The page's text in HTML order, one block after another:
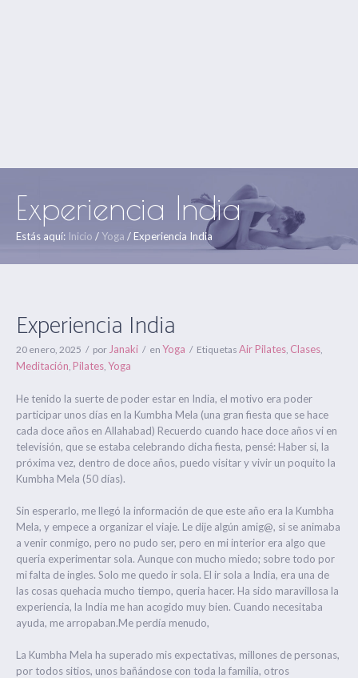
Experiencia India
Estás aquí: Inicio / Yoga /Experiencia India
Experiencia India
20 enero, 2025 por Janaki en Yoga Etiquetas Air Pilates, Clases,
Meditación, Pilates, Yoga
He tenido la suerte de poder estar en India, el motivo era poder
participar unos días en la Kumbha Mela (una gran fiesta que se hace
cada doce años en Allahabad) Recuerdo cuando hace doce años vi en
televisión, que se estaba celebrando dicha fiesta, pensé: Haber si, la
próxima vez, dentro de doce años, puedo visitar y vivir un poquito la
Kumbha Mela (50 días).
Sin esperarlo, me llegó la información de que este año era la Kumbha
Mela, y empece a organizar el viaje. Le dije algún amig@, si se animaba
a venir conmigo, pero no pudo ser, pero en mi interior era algo que
queria experimentar sola. Aunque con mucho miedo; sobre todo por
mi falta de ingles. Solo me quedo ir sola. El ir sola a India, era una de
las cosas quehacia mucho tiempo, queria hacer. Ha sido maravillosa la
experiencia, la India me han acogido muy bien. Cuando necesitaba
ayuda, me arropaban.Me perdía menudo,
La Kumbha Mela ha superado mis expectativas, millones de personas,
por todos sitios, unos bañándose con toda la familia, otros